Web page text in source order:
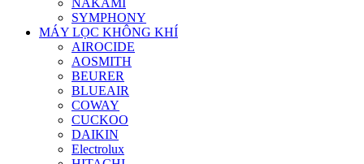
NAKAMI
SYMPHONY
MÁY LỌC KHÔNG KHÍ
AIROCIDE
AOSMITH
BEURER
BLUEAIR
COWAY
CUCKOO
DAIKIN
Electrolux